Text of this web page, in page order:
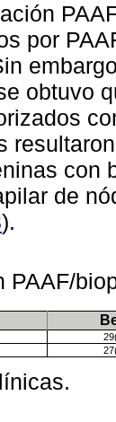
por
obtuvo
con
de
).
PAAF/